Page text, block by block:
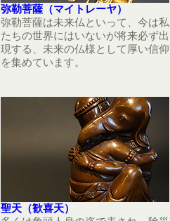
弥勒菩薩（マイトレーヤ）
弥勒菩薩は未来仏といって、今は私
たちの世界にはいないが将来必ず出
現する、未来の仏様として厚い信仰
を集めています。
聖天（歓喜天）